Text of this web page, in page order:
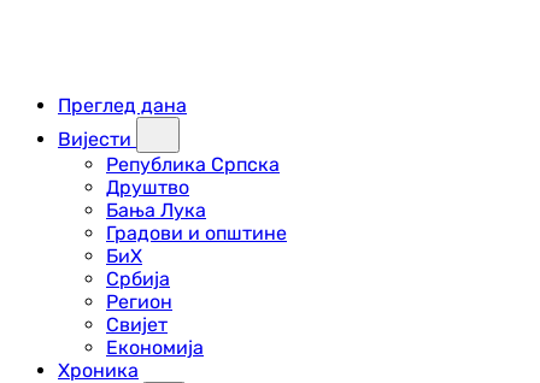
Преглед дана
Вијести
Република Српска
Друштво
Бања Лука
Градови и општине
БиХ
Србија
Регион
Свијет
Економија
Хроника